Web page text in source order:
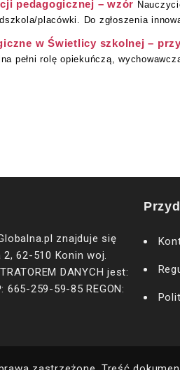
pedagogicznej – wzór
placówki. Do zgłoszenia
w Świetlicy szkolnej –
pełni rolę opiekuńczą,
znajduje się
62-510 Konin woj.
DANYCH jest:
: 665-259-59-85 REGON: